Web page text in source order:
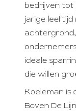
bedrijven tot
jarige leeftijd
ideale
die willen
Koeleman is
Boven De
te
Hierdoor
website-
van